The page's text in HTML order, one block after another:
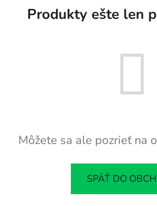
Produkty ešte len
Môžete sa ale pozrieť na
SPÄŤ DO